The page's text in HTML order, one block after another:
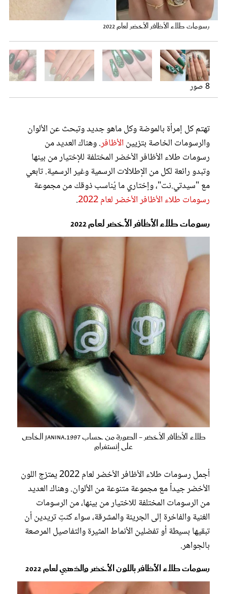
رسومات طلاء الأظافر الأخضر لعام 2022
الصورة من حساب sveanaglar الخاص على إنستغرام
الصورة من حساب giih_pinheiro الخاص على إنستغرام
الصورة من حساب dip_nails_by_lena الخاص على إنستغرام
الصورة من حساب Janina.1997 الخاص على إنستغرام
8 صور
تهتم كل إمرأة بالموضة وكل ماهو جديد وتبحث عن الألوان
والرسومات الخاصة بتزيين الأظافر. وهناك العديد من
رسومات طلاء الأظافر الأخضر المختلفة للإختيار من بينها
وتبدو رائعة لكل من الإطلالات الرسمية وغير الرسمية. تابعي
مع "سيدتي.نت"، وإختاري ما يُناسب ذوقك من مجموعة
رسومات طلاء الأظافر الأخضر لعام 2022
.
رسومات طلاء الأظافر الأخضر لعام 2022
طلاء الأظافر الأخضر - الصورة من حساب Janina.1997 الخاص
على إنستغرام
أجمل رسومات طلاء الأظافر الأخضر لعام 2022 يمتزج اللون
الأخضر جيداً مع مجموعة متنوعة من الألوان. وهناك العديد
من الرسومات المختلفة للاختيار من بينها، من الرسومات
الغنية والفاخرة إلى الجريئة والمشرقة، سواء كنتِ تريدين أن
تبقيها بسيطة أو تفضلين الأنماط المثيرة والتفاصيل المرصعة
بالجواهر.
رسومات طلاء الأظافر باللون الأخضر والذهبي لعام 2022
عروس سيدتي
مجلة سيدتي
غلاف رفمي